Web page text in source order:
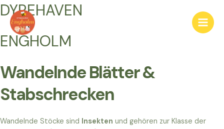
Gå
til
indholdet
Main
DYREHAVEN
ENGHOLM
Wandelnde Blätter &
Stabschrecken
Wandelnde Stöcke sind Insekten und gehören zur Klasse der